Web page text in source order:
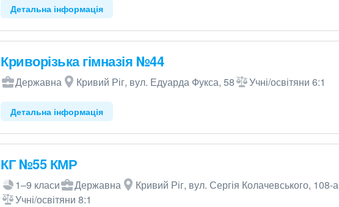
Детальна інформація
Криворізька гімназія №44
Державна Кривий Ріг, вул. Едуарда Фукса, 58 Учні/освітяни 6:1
Детальна інформація
КГ №55 КМР
1–9 класи Державна
Кривий Ріг, вул. Сергія Колачевського, 108-а
Учні/освітяни 8:1